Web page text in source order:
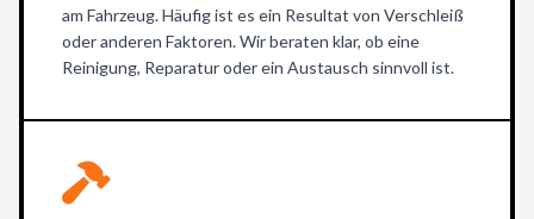
am Fahrzeug. Häufig ist es ein Resultat von Verschleiß
oder anderen Faktoren. Wir beraten klar, ob eine
Reinigung, Reparatur oder ein Austausch sinnvoll ist.